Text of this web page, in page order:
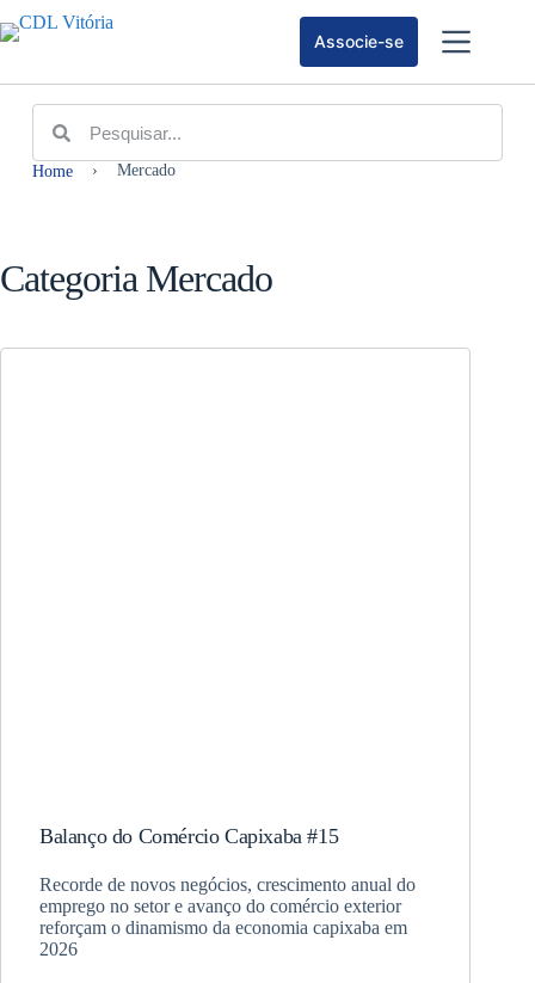
Associe-se
Home › Mercado
Categoria Mercado
Balanço do Comércio Capixaba #15
Recorde de novos negócios, crescimento anual do
emprego no setor e avanço do comércio exterior
reforçam o dinamismo da economia capixaba em
2026